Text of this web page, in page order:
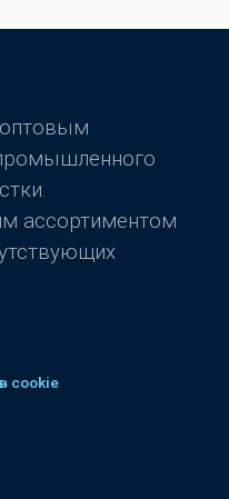
оптовым
ассортиментом
cookie